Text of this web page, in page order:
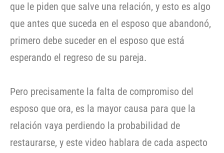
que le piden que salve una relación, y esto es algo
que antes que suceda en el esposo que abandonó,
primero debe suceder en el esposo que está
esperando el regreso de su pareja.
Pero precisamente la falta de compromiso del
esposo que ora, es la mayor causa para que la
relación vaya perdiendo la probabilidad de
restaurarse, y este video hablara de cada aspecto